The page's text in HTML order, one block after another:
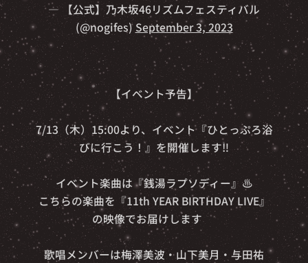
— 【公式】乃木坂46リズムフェスティバル
(@nogifes) September 3, 2023
【イベント予告】
7/13（木）15:00より、イベント『ひとっぷろ浴
びに行こう！』を開催します‼️
イベント楽曲は『銭湯ラプソディー』♨️
こちらの楽曲を『11th YEAR BIRTHDAY LIVE』
の映像でお届けします🎥
歌唱メンバーは梅澤美波・山下美月・与田祐